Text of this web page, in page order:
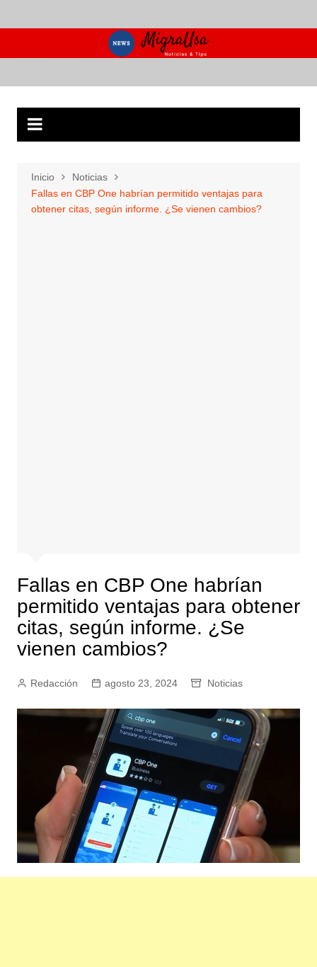
al
Inicio
Noticias
Fallas en CBP One habrían permitido ventajas para
obtener citas, según informe. ¿Se vienen cambios?
Fallas en CBP One habrían
permitido ventajas para obtener
citas, según informe. ¿Se
vienen cambios?
Redacción agosto 23, 2024 Noticias